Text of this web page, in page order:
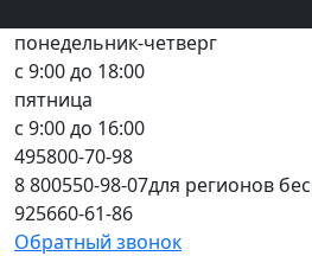
понедельник-четверг
с 9:00 до 18:00
пятница
с 9:00 до 16:00
495800-70-98
8 800550-98-07для регионов
925660-61-86
Обратный звонок